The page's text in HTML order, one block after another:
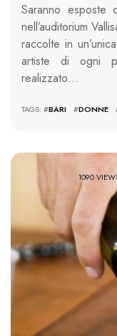
Saranno esposte
nell’auditorium
raccolte in
artiste di ogni
realizzato…
TAGS: #BARI #DONNE
1090